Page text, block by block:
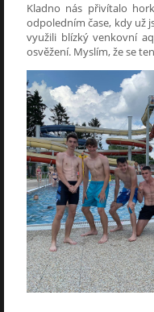
Kladno nás přivítalo
odpoledním čase, kdy už
využili blízký venkovní
osvěžení. Myslím, že se